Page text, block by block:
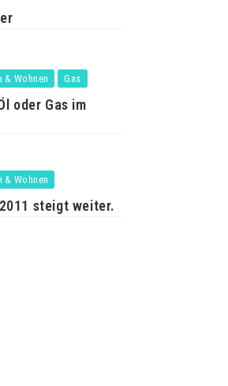
& Wohnen Gas
oder Gas im
& Wohnen
steigt weiter.